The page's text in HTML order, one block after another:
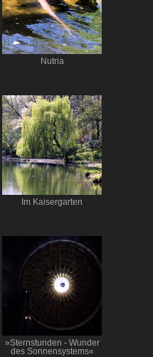
Nutria
Im Kaisergarten
»Sternstunden - Wunder
des Sonnensystems«